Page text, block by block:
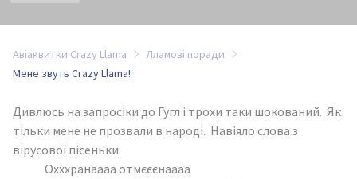
Авіаквитки Crazy Llama
Лламові поради
Мене звуть Crazy Llama!
Дивлюсь на запросіки до Гугл і трохи таки шокований. Як
тільки мене не прозвали в народі. Навіяло слова з
вірусової пісеньки:
Охххранаааа отмєєєнаааа